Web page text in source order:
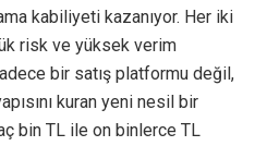
kabiliyeti kazanıyor. Her iki
risk ve yüksek verim
bir satış platformu değil,
kuran yeni nesil bir
bin TL ile on binlerce TL